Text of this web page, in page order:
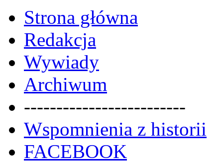
Strona główna
Redakcja
Wywiady
Archiwum
-------------------------
Wspomnienia z historii
FACEBOOK